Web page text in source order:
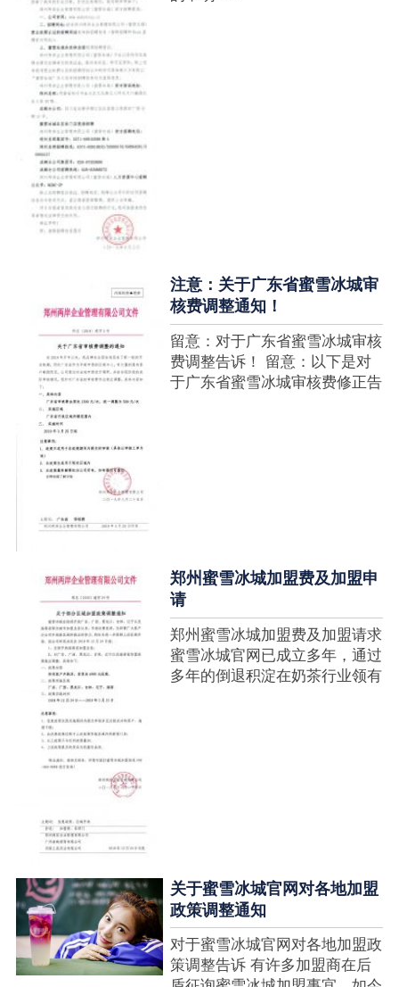
注意：关于广东省蜜雪冰城审
核费调整通知！
留意：对于广东省蜜雪冰城审核
费调整告诉！ 留意：以下是对
于广东省蜜雪冰城审核费修正告
郑州蜜雪冰城加盟费及加盟申
请
郑州蜜雪冰城加盟费及加盟请求
蜜雪冰城官网已成立多年，通过
多年的倒退积淀在奶茶行业领有
关于蜜雪冰城官网对各地加盟
政策调整通知
对于蜜雪冰城官网对各地加盟政
策调整告诉 有许多加盟商在后